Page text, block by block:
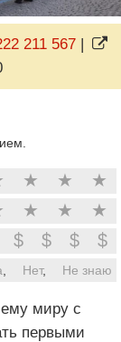
211 567 |
★ ★ ★
★ ★ ★
$ $ $ $
Нет, Не знаю
миру с
первыми